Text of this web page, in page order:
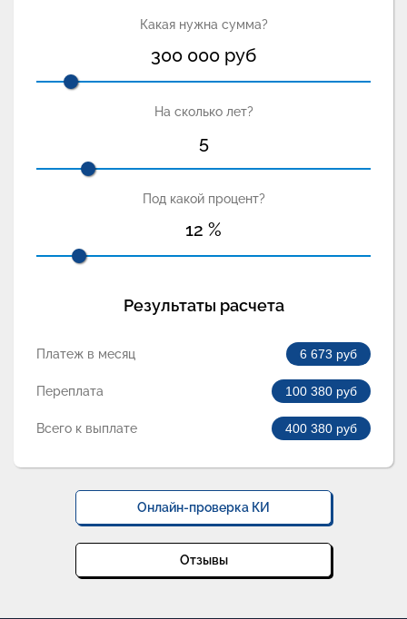
Какая нужна сумма?
300 000 руб
На сколько лет?
5
Под какой процент?
12 %
Результаты расчета
Платеж в месяц 6 673 руб
Переплата 100 380 руб
Всего к выплате 400 380 руб
Онлайн-проверка КИ
Отзывы